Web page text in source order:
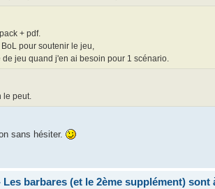
+ pdf.
pour soutenir le jeu,
jeu quand j'en ai besoin pour 1 scénario.
le peut.
sans hésiter.
barbares (et le 2ème supplément)